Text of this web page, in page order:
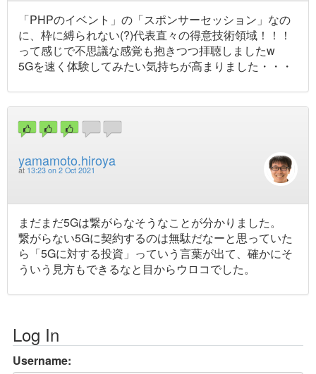
「PHPのイベント」の「スポンサーセッション」なの
に、枠に縛られない(?)代表直々の得意技術領域！！！
って感じで不思議な感覚も抱きつつ拝聴しましたw
5Gを速く体験してみたい気持ちが高まりました・・・
yamamoto.hiroya
at 13:23 on 2 Oct 2021
まだまだ5Gは繋がらなそうなことが分かりました。
繋がらない5Gに契約するのは無駄だなーと思っていた
ら「5Gに対する投資」っていう言葉が出て、確かにそ
ういう見方もできるなと目からウロコでした。
Log In
Username: